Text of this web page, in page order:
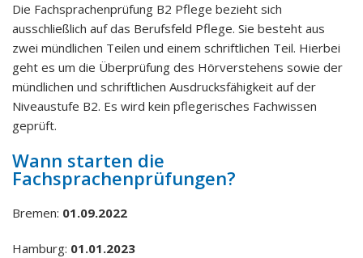
Die Fachsprachenprüfung B2 Pflege bezieht sich
ausschließlich auf das Berufsfeld Pflege. Sie besteht aus
zwei mündlichen Teilen und einem schriftlichen Teil. Hierbei
geht es um die Überprüfung des Hörverstehens sowie der
mündlichen und schriftlichen Ausdrucksfähigkeit auf der
Niveaustufe B2. Es wird kein pflegerisches Fachwissen
geprüft.
Wann starten die
Fachsprachenprüfungen?
Bremen: 01.09.2022
Hamburg: 01.01.2023